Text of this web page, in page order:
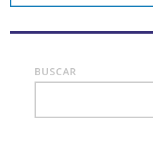
BUSCAR